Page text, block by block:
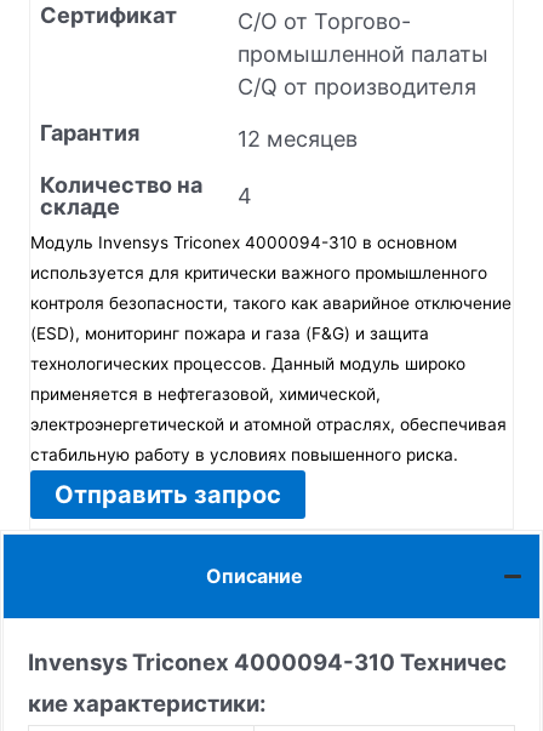
Сертификат
C/O от Торгово-
промышленной палаты
C/Q от производителя
Гарантия
12 месяцев
Количество на
складе
4
Модуль Invensys Triconex 4000094-310 в основном
используется для критически важного промышленного
контроля безопасности, такого как аварийное отключение
(ESD), мониторинг пожара и газа (F&G) и защита
технологических процессов. Данный модуль широко
применяется в нефтегазовой, химической,
электроэнергетической и атомной отраслях, обеспечивая
стабильную работу в условиях повышенного риска.
Отправить запрос
Описание
Invensys Triconex 4000094-310 Техничес
кие характеристики: